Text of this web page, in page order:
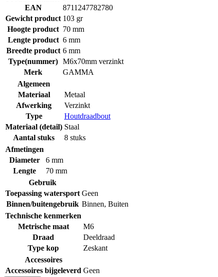
EAN
8711247782780
Gewicht product 103 gr
Hoogte product 70 mm
Lengte product 6 mm
Breedte product 6 mm
Type(nummer) M6x70mm verzinkt
Merk
GAMMA
Algemeen
Materiaal
Metaal
Afwerking
Verzinkt
Type
Houtdraadbout
Materiaal (detail) Staal
Aantal stuks
8 stuks
Afmetingen
Diameter
6 mm
Lengte
70 mm
Gebruik
Toepassing watersport Geen
Binnen/buitengebruik Binnen, Buiten
Technische kenmerken
Metrische maat
M6
Draad
Deeldraad
Type kop
Zeskant
Accessoires
Accessoires bijgeleverd Geen